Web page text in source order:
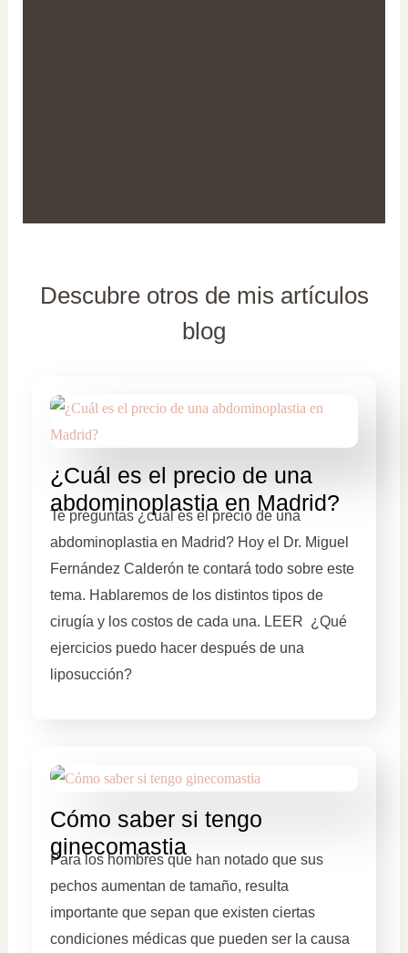
Descubre otros de mis artículos
blog
¿Cuál es el precio de una
abdominoplastia en Madrid?
Te preguntas ¿cuál es el precio de una
abdominoplastia en Madrid? Hoy el Dr. Miguel
Fernández Calderón te contará todo sobre este
tema. Hablaremos de los distintos tipos de
cirugía y los costos de cada una. LEER ¿Qué
ejercicios puedo hacer después de una
liposucción?
Cómo saber si tengo
ginecomastia
Para los hombres que han notado que sus
pechos aumentan de tamaño, resulta
importante que sepan que existen ciertas
condiciones médicas que pueden ser la causa